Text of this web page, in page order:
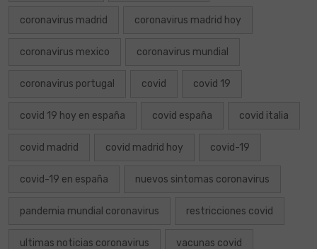
coronavirus madrid coronavirus madrid hoy
coronavirus mexico coronavirus mundial
coronavirus portugal covid covid 19
covid 19 hoy en españa covid españa covid italia
covid madrid covid madrid hoy covid-19
covid-19 en españa nuevos sintomas coronavirus
pandemia mundial coronavirus restricciones covid
ultimas noticias coronavirus vacunas covid